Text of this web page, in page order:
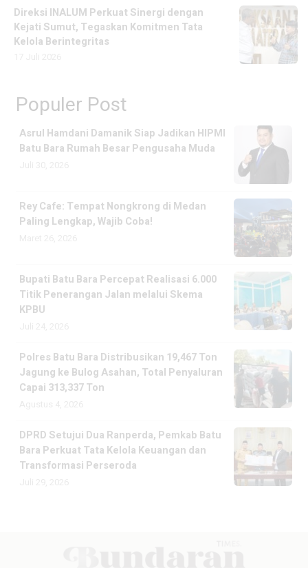
Direksi INALUM Perkuat Sinergi dengan
Kejati Sumut, Tegaskan Komitmen Tata
Kelola Berintegritas
Populer Post
Asrul Hamdani Damanik Siap Jadikan HIPMI
Batu Bara Rumah Besar Pengusaha Muda
Rey Cafe: Tempat Nongkrong di Medan
Paling Lengkap, Wajib Coba!
Bupati Batu Bara Percepat Realisasi 6.000
Titik Penerangan Jalan melalui Skema
KPBU
Polres Batu Bara Distribusikan 19,467 Ton
Jagung ke Bulog Asahan, Total Penyaluran
Capai 313,337 Ton
DPRD Setujui Dua Ranperda, Pemkab Batu
Bara Perkuat Tata Kelola Keuangan dan
Transformasi Perseroda